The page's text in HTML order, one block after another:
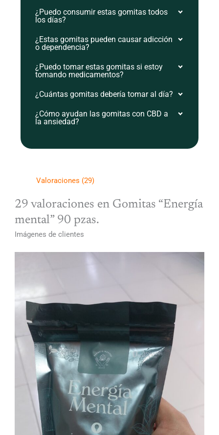
¿Puedo consumir estas gomitas todos
los días?
¿Estas gomitas pueden causar adicción
o dependencia?
¿Puedo tomar estas gomitas si estoy
tomando medicamentos?
¿Cuántas gomitas debería tomar al día?
¿Cómo ayudan las gomitas con CBD a
la ansiedad?
Valoraciones (29)
29 valoraciones en Gomitas “Energía
mental” 90 pzas.
Imágenes de clientes